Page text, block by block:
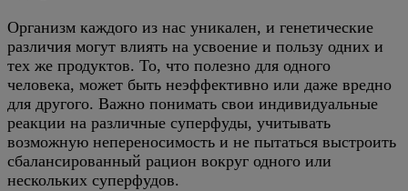
Организм каждого из нас уникален, и генетические
различия могут влиять на усвоение и пользу одних и
тех же продуктов. То, что полезно для одного
человека, может быть неэффективно или даже вредно
для другого. Важно понимать свои индивидуальные
реакции на различные суперфуды, учитывать
возможную непереносимость и не пытаться выстроить
сбалансированный рацион вокруг одного или
нескольких суперфудов.